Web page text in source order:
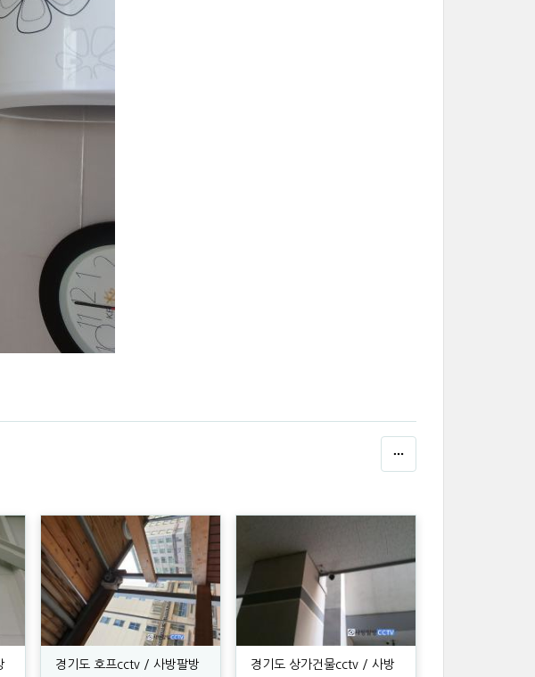
경기도 호프cctv / 사방팔방
경기도 상가건물cctv / 사방